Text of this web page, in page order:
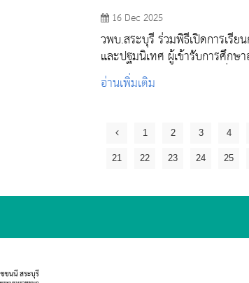
16 Dec 2025
วพบ.สระบุรี ร่วมพิธีเปิดการเรีย
และปฐมนิเทศ ผู้เข้ารับการศึกษ
การพยาบาลเฉพาะทาง รุ่นที่ 2 ณ
พยาบาลสระบุรี
อ่านเพิ่มเติม
1 2 3 4
21 22 23 24 25